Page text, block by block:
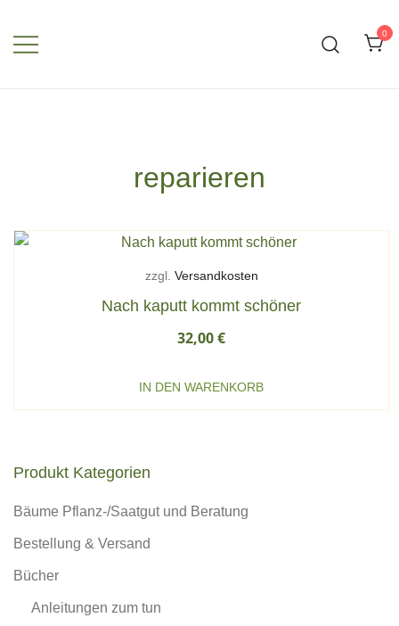
Inhalt
springen
0
reparieren
zzgl. Versandkosten
Nach kaputt kommt schöner
32,00€
IN DEN WARENKORB
Produkt Kategorien
Bäume Pflanz-/Saatgut und Beratung
Bestellung & Versand
Bücher
Anleitungen zum tun